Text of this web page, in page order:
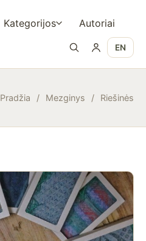
Kategorijos Autoriai
EN
Pradžia / Mezginys / Riešinės